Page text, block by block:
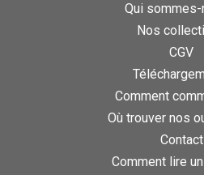
Qui sommes-
Nos
CGV
Comment
Où trouver nos
Contact
Comment lire